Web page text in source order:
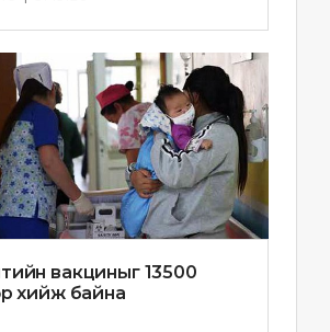
вакциныг 13500
хийж байна